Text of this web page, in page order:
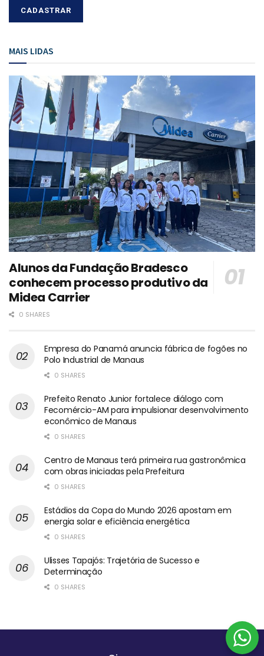
MAIS LIDAS
Alunos da Fundação Bradesco
conhecem processo produtivo da
Midea Carrier
0 SHARES
Empresa do Panamá anuncia fábrica de fogões no
Polo Industrial de Manaus
0 SHARES
Prefeito Renato Junior fortalece diálogo com
Fecomércio-AM para impulsionar desenvolvimento
econômico de Manaus
0 SHARES
Centro de Manaus terá primeira rua gastronômica
com obras iniciadas pela Prefeitura
0 SHARES
Estádios da Copa do Mundo 2026 apostam em
energia solar e eficiência energética
0 SHARES
Ulisses Tapajós: Trajetória de Sucesso e
Determinação
0 SHARES